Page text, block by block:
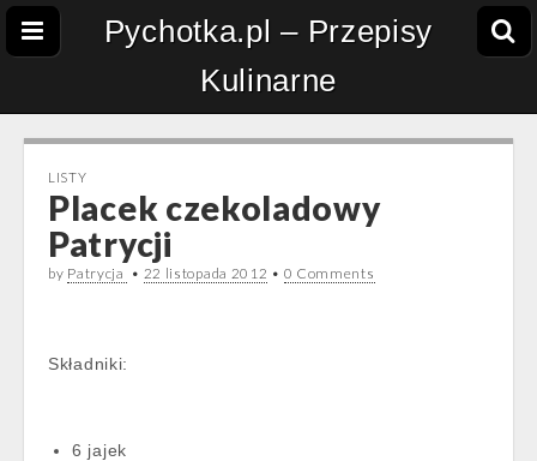
Pychotka.pl – Przepisy
Kulinarne
LISTY
Placek czekoladowy
Patrycji
by Patrycja • 22 listopada 2012 • 0 Comments
Składniki:
6 jajek